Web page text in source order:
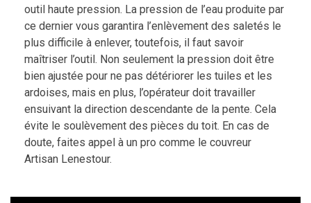
outil haute pression. La pression de l’eau produite par
ce dernier vous garantira l’enlèvement des saletés le
plus difficile à enlever, toutefois, il faut savoir
maîtriser l’outil. Non seulement la pression doit être
bien ajustée pour ne pas détériorer les tuiles et les
ardoises, mais en plus, l’opérateur doit travailler
ensuivant la direction descendante de la pente. Cela
évite le soulèvement des pièces du toit. En cas de
doute, faites appel à un pro comme le couvreur
Artisan Lenestour.